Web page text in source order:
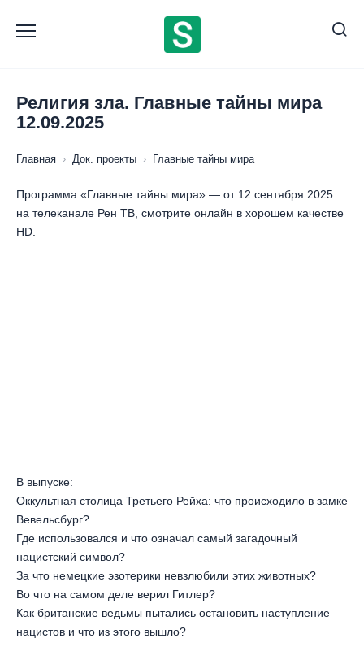
содержанию
Религия зла. Главные тайны мира
12.09.2025
Главная › Док. проекты › Главные тайны мира
Программа «Главные тайны мира» — от 12 сентября 2025
на телеканале Рен ТВ, смотрите онлайн в хорошем качестве
HD.
В выпуске:
Оккультная столица Третьего Рейха: что происходило в замке
Вевельсбург?
Где использовался и что означал самый загадочный
нацистский символ?
За что немецкие эзотерики невзлюбили этих животных?
Во что на самом деле верил Гитлер?
Как британские ведьмы пытались остановить наступление
нацистов и что из этого вышло?